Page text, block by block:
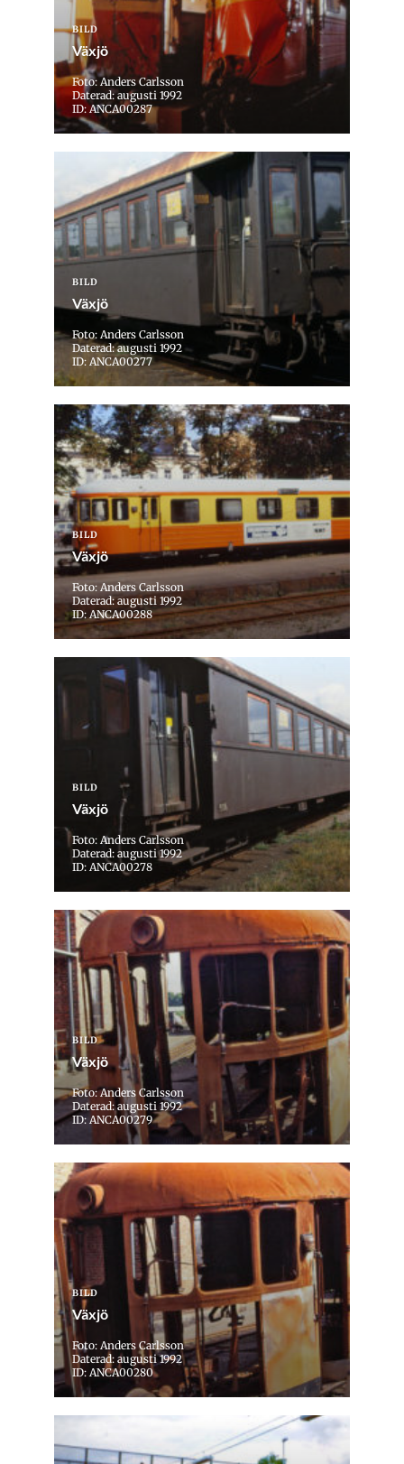
BILD
Växjö
Foto: Anders Carlsson
Daterad: augusti 1992
ID: ANCA00287
BILD
Växjö
Foto: Anders Carlsson
Daterad: augusti 1992
ID: ANCA00277
BILD
Växjö
Foto: Anders Carlsson
Daterad: augusti 1992
ID: ANCA00288
BILD
Växjö
Foto: Anders Carlsson
Daterad: augusti 1992
ID: ANCA00278
BILD
Växjö
Foto: Anders Carlsson
Daterad: augusti 1992
ID: ANCA00279
BILD
Växjö
Foto: Anders Carlsson
Daterad: augusti 1992
ID: ANCA00280